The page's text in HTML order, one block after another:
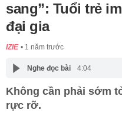
sang”: Tuổi trẻ
đại gia
IZIE 1 năm trước
Nghe đọc bài 4:04
Không cần phải sớm
rực rỡ.